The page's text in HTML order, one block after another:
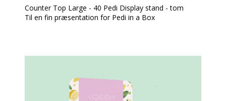
Counter Top Large - 40 Pedi Display stand - tom
Til en fin præsentation for Pedi in a Box